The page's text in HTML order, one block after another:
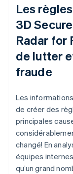
Les
3D
Radar for
de lutter
fraude
Les
de créer des
principales
changé! En
équipes
qu’un grand